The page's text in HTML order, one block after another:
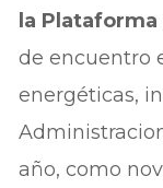
la
de encuentro
energéticas,
año, como